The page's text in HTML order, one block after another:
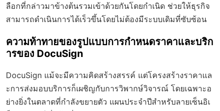
ลือกที่กล่าวมาข้างต้นรวมเข้าด้วยกันโดยกำเนิด ช่วยให้ธุรกิจ
สามารถดำเนินการได้เร็วขึ้นโดยไม่ต้องมีระบบเดิมที่ซับซ้อน
ความท้าทายของรูปแบบการกำหนดราคาและบริก
ารของ DocuSign
DocuSign แม้จะมีความคิดสร้างสรรค์ แต่โครงสร้างราคาแล
ะการส่งมอบบริการก็เผชิญกับการวิพากษ์วิจารณ์ โดยเฉพาะอ
ย่างยิ่งในตลาดที่กำลังขยายตัว แผนประจำปีสำหรับลายเซ็นอิเ